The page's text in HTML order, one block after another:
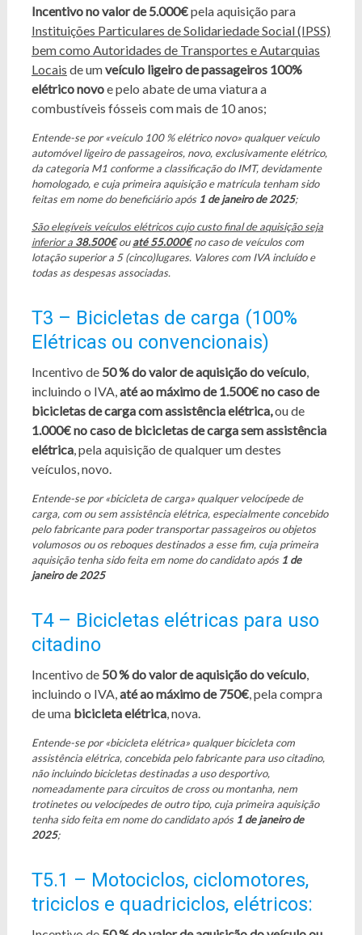
Incentivo no valor de 5.000€pela aquisição para
Instituições Particulares de Solidariedade Social (IPSS)
bem como Autoridades de Transportes e Autarquias
Locais de umveículo ligeiro de passageiros 100%
elétrico novoe pelo abate de uma viatura a
combustíveis fósseis com mais de 10 anos;
Entende-se por «veículo 100 % elétrico novo» qualquer veículo
automóvel ligeiro de passageiros, novo, exclusivamente elétrico,
da categoria M1 conforme a classificação do IMT, devidamente
homologado, e cuja primeira aquisição e matrícula tenham sido
feitas em nome do beneficiário após 1 de janeiro de 2025;
São elegíveis veículos elétricos cujo custo final de aquisição seja
inferior a 38.500€ouaté 55.000€no caso de veículos com
lotação superior a 5 (cinco)lugares. Valores com IVA incluído e
todas as despesas associadas.
T3 – Bicicletas de carga (100%
Elétricas ou convencionais)
Incentivo de 50 % do valor de aquisição do veículo,
incluindo o IVA,até ao máximo de 1.500€ no caso de
bicicletas de carga com assistência elétrica,ou de
1.000€ no caso de bicicletas de carga sem assistência
elétrica, pela aquisição de qualquer um destes
veículos, novo.
Entende-se por «bicicleta de carga» qualquer velocípede de
carga, com ou sem assistência elétrica, especialmente concebido
pelo fabricante para poder transportar passageiros ou objetos
volumosos ou os reboques destinados a esse fim, cuja primeira
aquisição tenha sido feita em nome do candidato após 1 de
janeiro de 2025
T4 – Bicicletas elétricas para uso
citadino
Incentivo de 50 % do valor de aquisição do veículo,
incluindo o IVA,até ao máximo de 750€, pela compra
de uma bicicleta elétrica, nova.
Entende-se por «bicicleta elétrica» qualquer bicicleta com
assistência elétrica, concebida pelo fabricante para uso citadino,
não incluindo bicicletas destinadas a uso desportivo,
nomeadamente para circuitos de cross ou montanha, nem
trotinetes ou velocípedes de outro tipo, cuja primeira aquisição
tenha sido feita em nome do candidato após 1 de janeiro de
2025;
T5.1 – Motociclos, ciclomotores,
triciclos e quadriciclos, elétricos: